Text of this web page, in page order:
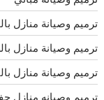
ترميم وصيانة منازل
ترميم وصيانة منازل
ترميم وصيانة منازل
ترميم وصيانه منازل